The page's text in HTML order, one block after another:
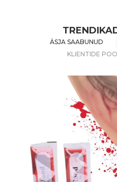
ÄSJA SAABUNUD
KLIENTIDE